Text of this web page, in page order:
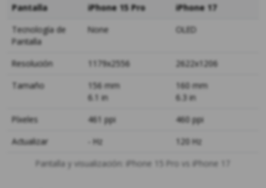
Pantalla y visualización: iPhone 15 Pro vs iPhone 17
Pantalla iPhone 15 Pro
iPhone 17
Tecnología de
Pantalla
None OLED
Resolución 1179x2556
2622x1206
Tamaño
156 mm
6.1 in
160 mm
6.3 in
Píxeles
461 ppi
460 ppi
Actualizar
- Hz 120 Hz